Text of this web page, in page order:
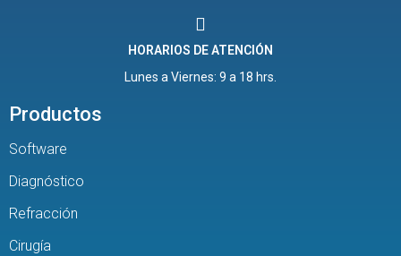
HORARIOS DE ATENCIÓN
Lunes a Viernes: 9 a 18 hrs.
Productos
Software
Diagnóstico
Refracción
Cirugía